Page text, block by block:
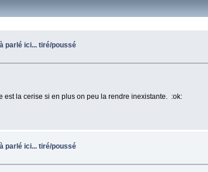
parlé ici... tiré/poussé
est la cerise si en plus on peu la rendre inexistante. :ok:
parlé ici... tiré/poussé